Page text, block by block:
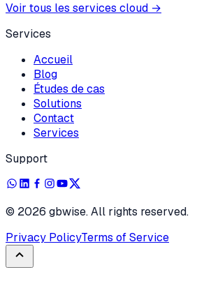
Voir tous les services cloud →
Services
Accueil
Blog
Études de cas
Solutions
Contact
Services
Support
© 2026 gbwise. All rights reserved.
Privacy PolicyTerms of Service